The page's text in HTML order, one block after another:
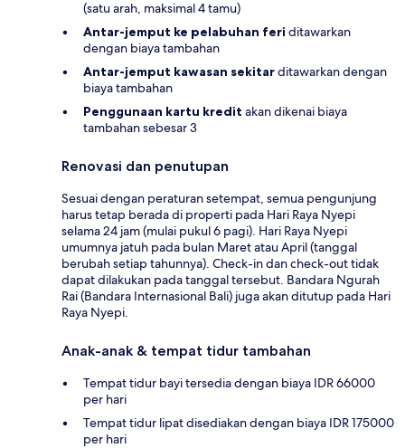
(satu arah, maksimal 4 tamu)
Antar-jemput ke pelabuhan feri ditawarkan
dengan biaya tambahan
Antar-jemput kawasan sekitarditawarkan dengan
biaya tambahan
Penggunaan kartu kredit akan dikenai biaya
tambahan sebesar 3
Renovasi dan penutupan
Sesuai dengan peraturan setempat, semua pengunjung
harus tetap berada di properti pada Hari Raya Nyepi
selama 24 jam (mulai pukul 6 pagi). Hari Raya Nyepi
umumnya jatuh pada bulan Maret atau April (tanggal
berubah setiap tahunnya). Check-in dan check-out tidak
dapat dilakukan pada tanggal tersebut. Bandara Ngurah
Rai (Bandara Internasional Bali) juga akan ditutup pada Hari
Raya Nyepi.
Anak-anak & tempat tidur tambahan
Tempat tidur bayi tersedia dengan biaya IDR 66000
per hari
Tempat tidur lipat disediakan dengan biaya IDR 175000
per hari